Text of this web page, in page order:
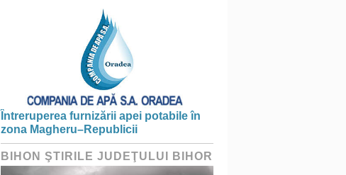
Întreruperea furnizării apei potabile în
zona Magheru–Republicii
BIHON ŞTIRILE JUDEŢULUI BIHOR